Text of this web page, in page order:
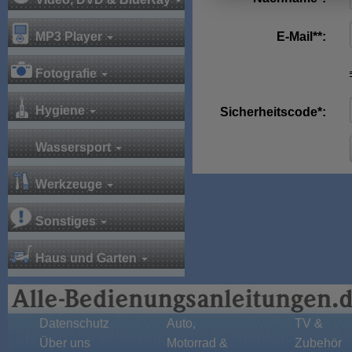
MP3 Player
Fotografie
Hygiene
Wassersport
Werkzeuge
Sonstiges
Haus und Garten
E-Mail**:
Sicherheitscode*:
Datenschutz
Über uns
Auto,
Motorrad &
TV &
Zubehör